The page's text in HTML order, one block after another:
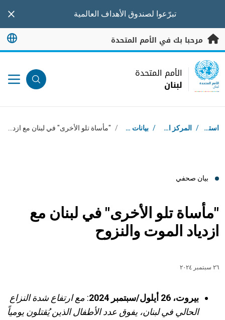
تبرّعوا لصندوق الأهداف العالمية
مرحبا بك في الأمم المتحدة
UN Logo
الأمم المتحدة
لبنان
الأمم المتحدة
لبنان
مسار التنقل
استقبال / المركز الإعلامي / بيانات صحفية /
بيان صحفي
"مأساة تلو الأخرى" في لبنان مع
ازدياد الموت والنزوح
٢٦ سبتمبر ٢٠٢٤
بيروت، 26 أيلول/سبتمبر 2024 : مع ارتفاع شدة النزاع
الحالي في لبنان، يفوق عدد الأطفال الذين يُقتلون يومياً